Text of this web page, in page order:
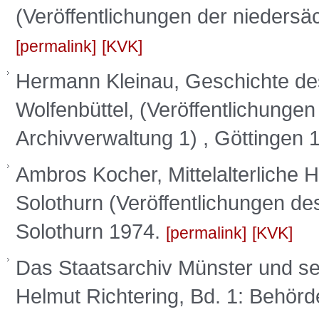
(Veröffentlichungen der
permalink KVK
Hermann Kleinau, Geschichte
Wolfenbüttel,
Archivverwaltung 1) , Göttingen
Ambros Kocher, Mittelalterliche
Solothurn (Veröffentlichungen
Solothurn 1974.
permalink KVK
Das Staatsarchiv Münster und
Helmut Richtering, Bd. 1: